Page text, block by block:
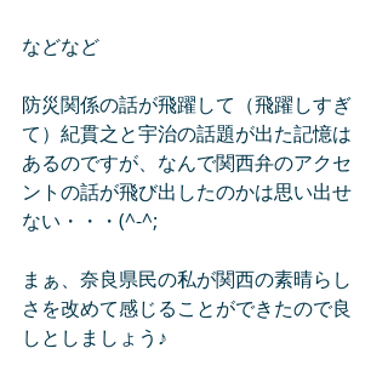
などなど
防災関係の話が飛躍して（飛躍しすぎ
て）紀貫之と宇治の話題が出た記憶は
あるのですが、なんで関西弁のアクセ
ントの話が飛び出したのかは思い出せ
ない・・・(^-^;
まぁ、奈良県民の私が関西の素晴らし
さを改めて感じることができたので良
しとしましょう♪